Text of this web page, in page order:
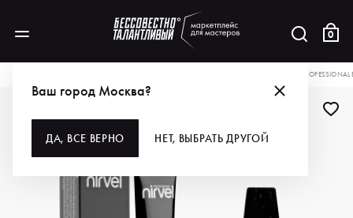
0
Ваш город Москва?
ДА, ВСЕ ВЕРНО НЕТ, ВЫБРАТЬ ДРУГОЙ
NIRVEL